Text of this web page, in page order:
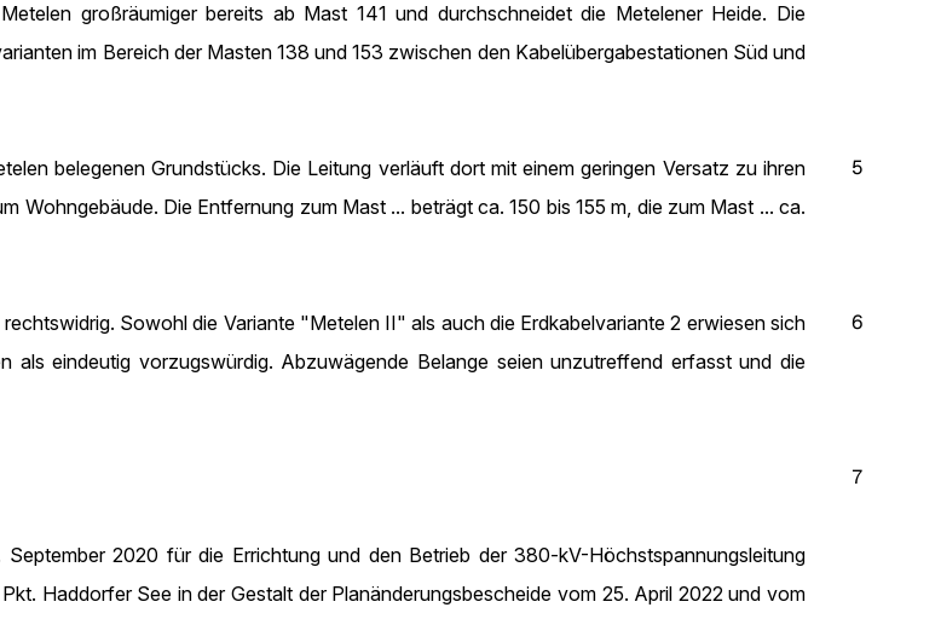
großräumiger bereits ab Mast 141 und durchschneidet die Metelener Heide. Die
im Bereich der Masten 138 und 153 zwischen den Kabelübergabestationen Süd und
5
belegenen Grundstücks. Die Leitung verläuft dort mit einem geringen Versatz zu ihren
Die Entfernung zum Mast ... beträgt ca. 150 bis 155 m, die zum Mast ... ca.
6
Sowohl die Variante "Metelen II" als auch die Erdkabelvariante 2 erwiesen sich
als eindeutig vorzugswürdig. Abzuwägende Belange seien unzutreffend erfasst und die
7
2020 für die Errichtung und den Betrieb der 380-kV-Höchstspannungsleitung
Haddorfer See in der Gestalt der Planänderungsbescheide vom 25. April 2022 und vom